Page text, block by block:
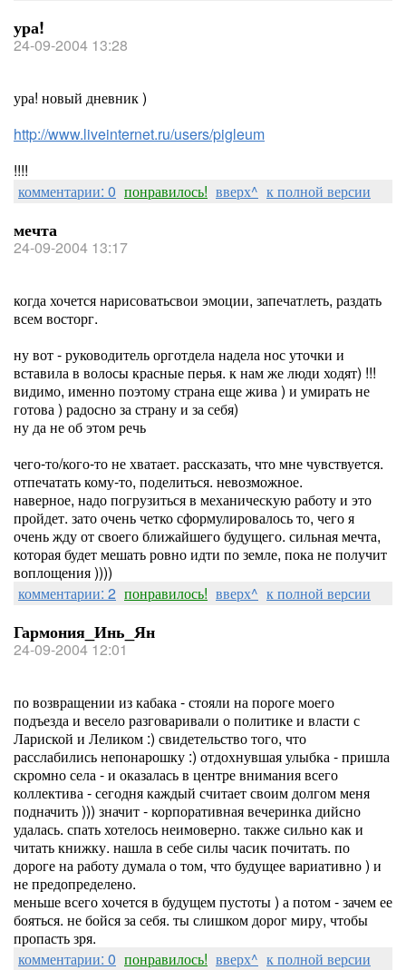
ура!
24-09-2004 13:28
ура! новый дневник )
http://www.liveinternet.ru/users/pigleum
!!!!
комментарии: 0 понравилось! вверх^ к полной версии
мечта
24-09-2004 13:17
когда хочется нарисоватьсвои эмоции, запечатлеть, раздать
всем восторг.
ну вот - руководитель орготдела надела нос уточки и
вставила в волосы красные перья. к нам же люди ходят) !!!
видимо, именно поэтому страна еще жива ) и умирать не
готова ) радосно за страну и за себя)
ну да не об этом речь
чего-то/кого-то не хватает. рассказать, что мне чувствуется.
отпечатать кому-то, поделиться. невозможное.
наверное, надо погрузиться в механическую работу и это
пройдет. зато очень четко сформулировалось то, чего я
очень жду от своего ближайшего будущего. сильная мечта,
которая будет мешать ровно идти по земле, пока не получит
воплощения ))))
комментарии: 2 понравилось! вверх^ к полной версии
Гармония_Инь_Ян
24-09-2004 12:01
по возвращении из кабака - стояли на пороге моего
подъезда и весело разговаривали о политике и власти с
Лариской и Леликом :) свидетельство того, что
расслабились непонарошку :) отдохнувшая улыбка - пришла
скромно села - и оказалась в центре внимания всего
коллектива - сегодня каждый считает своим долгом меня
подначить ))) значит - корпоративная вечеринка дийсно
удалась. спать хотелось неимоверно. также сильно как и
читать книжку. нашла в себе силы часик почитать. по
дороге на работу думала о том, что будущее вариативно ) и
не предопределено.
меньше всего хочется в будущем пустоты ) а потом - зачем ее
бояться. не бойся за себя. ты слишком дорог миру, чтобы
пропасть зря.
комментарии: 0 понравилось! вверх^ к полной версии